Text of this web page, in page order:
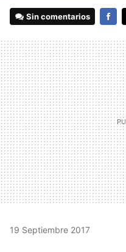
Sin comentarios
19 Septiembre 2017